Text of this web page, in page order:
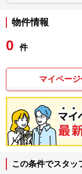
物件情報
0 件
マイペー
この条件でスタッ